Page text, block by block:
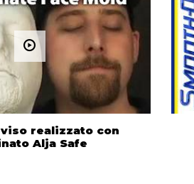
realizzato con
Alja Safe